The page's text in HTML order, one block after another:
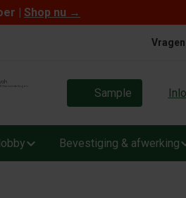
| Shop nu →
Sample
Bevestiging & afwerking